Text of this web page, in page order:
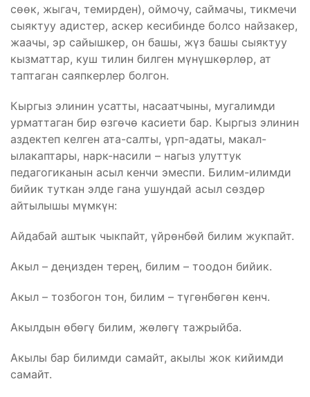
сөөк, жыгач, темирден), оймочу, саймачы, тикмечи
сыяктуу адистер, аскер кесибинде болсо найзакер,
жаачы, эр сайышкер, он башы, жүз башы сыяктуу
кызматтар, куш тилин билген мүнүшкөрлөр, ат
таптаган саяпкерлер болгон.
Кыргыз элинин усатты, насаатчыны, мугалимди
урматтаган бир өзгөчө касиети бар. Кыргыз элинин
аздектеп келген ата-салты, үрп-адаты, макал-
ылакаптары, нарк-насили – нагыз улуттук
педагогиканын асыл кенчи эмеспи. Билим-илимди
бийик туткан элде гана ушундай асыл сөздөр
айтылышы мүмкүн:
Айдабай аштык чыкпайт, үйрөнбөй билим жукпайт.
Акыл – деңизден терең, билим – тоодон бийик.
Акыл – тозбогон тон, билим – түгөнбөгөн кенч.
Акылдын өбөгү билим, жөлөгү тажрыйба.
Акылы бар билимди самайт, акылы жок кийимди
самайт.